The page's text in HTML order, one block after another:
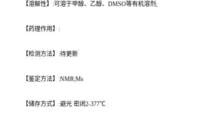
【溶解性】:可溶于甲醇、乙醇、DMSO等有机溶剂;
【药理作用】:
【检测方法】:待更新
【鉴定方法】:NMR;Ms
【储存方式】:避光 密闭2-377℃